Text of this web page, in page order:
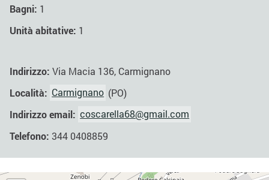
Bagni: 1
Unità abitative: 1
Indirizzo: Via Macia 136, Carmignano
Località: Carmignano (PO)
Indirizzo email: coscarella68@gmail.com
Telefono: 344 0408859